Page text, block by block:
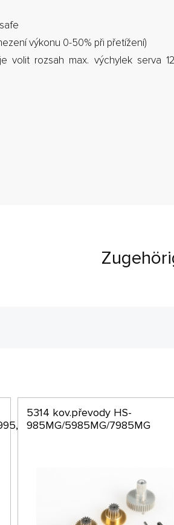
výkonu 0-50% při přetížení)
volit rozsah max. výchylek serva
5314 kov.převody HS-
985MG/5985MG/7985MG